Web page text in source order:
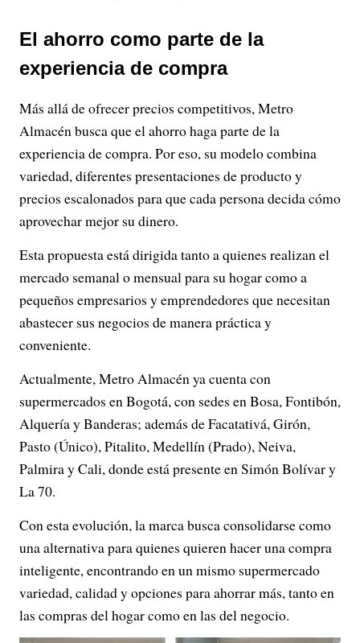
El ahorro como parte de la
experiencia de compra
Más allá de ofrecer precios competitivos, Metro
Almacén busca que el ahorro haga parte de la
experiencia de compra. Por eso, su modelo combina
variedad, diferentes presentaciones de producto y
precios escalonados para que cada persona decida cómo
aprovechar mejor su dinero.
Esta propuesta está dirigida tanto a quienes realizan el
mercado semanal o mensual para su hogar como a
pequeños empresarios y emprendedores que necesitan
abastecer sus negocios de manera práctica y
conveniente.
Actualmente, Metro Almacén ya cuenta con
supermercados en Bogotá, con sedes en Bosa, Fontibón,
Alquería y Banderas; además de Facatativá, Girón,
Pasto (Único), Pitalito, Medellín (Prado), Neiva,
Palmira y Cali, donde está presente en Simón Bolívar y
La 70.
Con esta evolución, la marca busca consolidarse como
una alternativa para quienes quieren hacer una compra
inteligente, encontrando en un mismo supermercado
variedad, calidad y opciones para ahorrar más, tanto en
las compras del hogar como en las del negocio.